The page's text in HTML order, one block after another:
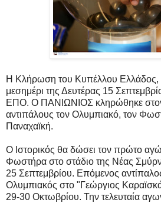
Η Κλήρωση του Κυπέλλου Ελλάδος,
μεσημέρι της Δευτέρας 15
ΕΠΟ. Ο ΠΑΝΙΩΝΙΟΣ κληρώθηκε
αντιπάλους τον Ολυμπιακό, τον
Παναχαϊκή.
Ο Ιστορικός θα δώσει τον πρώτο
Φωστήρα στο στάδιο της Νέας
25 Σεπτεμβρίου. Επόμενος
Ολυμπιακός στο "Γεώργιος
29-30 Οκτωβρίου. Την τελευταία